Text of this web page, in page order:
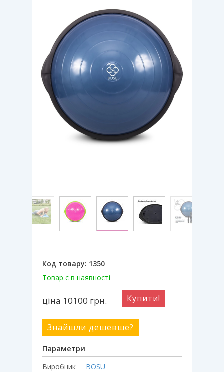
Код товару: 1350
Товар є в наявності
ціна 10100 грн. Купити!
Знайшли дешевше?
Параметри
Виробник BOSU